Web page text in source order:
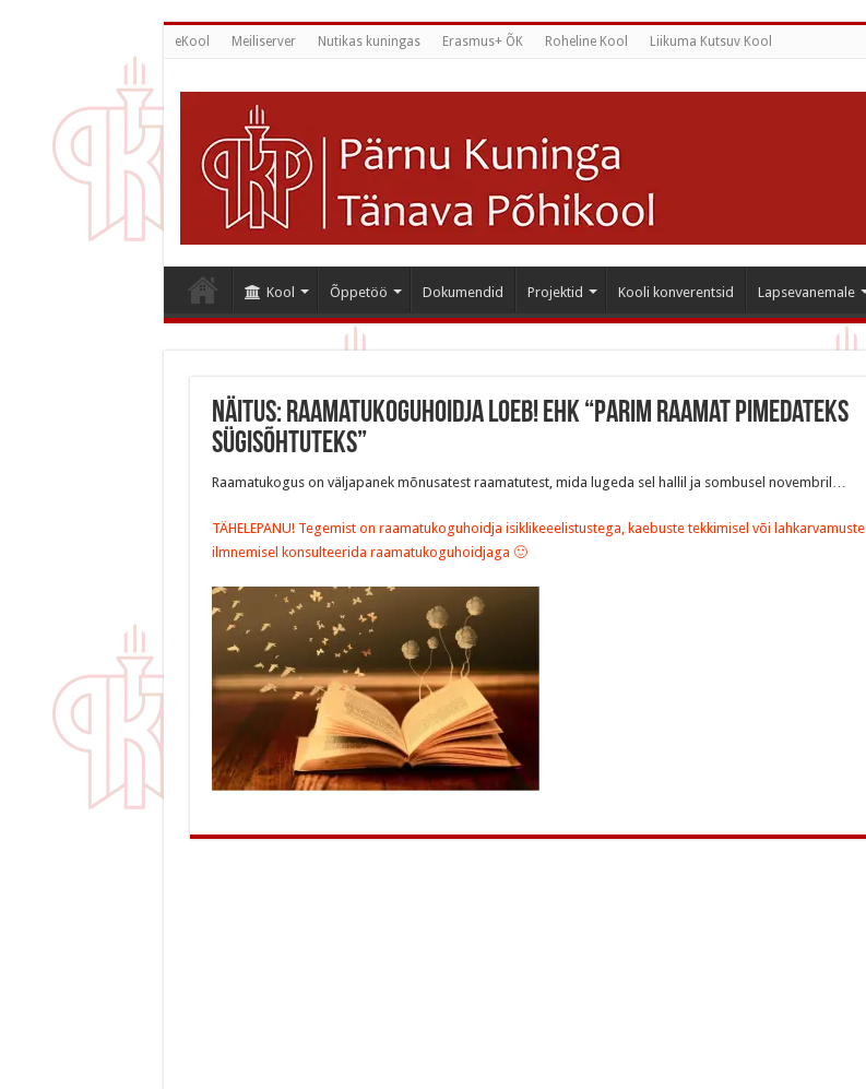
eKool Meiliserver Nutikas kuningas Erasmus+ ÕK Roheline Kool Liikuma Kutsuv Kool
Kool Õppetöö Dokumendid Projektid Kooli konverentsid Lapsevanemale
Näitus: Raamatukoguhoidja loeb! ehk “Parim raamat pimedateks
sügisõhtuteks”
Raamatukogus on väljapanek mõnusatest raamatutest, mida lugeda sel hallil ja sombusel novembril…
TÄHELEPANU!Tegemist on raamatukoguhoidja isiklikeeelistustega, kaebuste tekkimisel või lahkarvamuste
ilmnemisel konsulteerida raamatukoguhoidjaga 🙂